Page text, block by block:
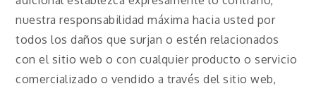
nuestra responsabilidad máxima hacia usted por
todos los daños que surjan o estén relacionados
con el sitio web o con cualquier producto o servicio
comercializado o vendido a través del sitio web,